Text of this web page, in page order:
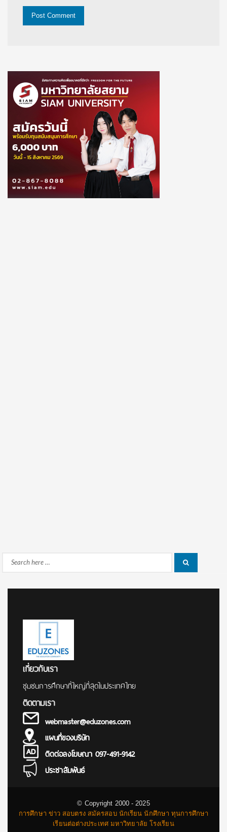
Search
เกี่ยวกับเรา
ชุมชนการศึกษาที่ใหญ่ที่สุดในประเทศไทย
ติดตามเรา
webmaster@eduzones.com
แผนที่ของบริษัท
ติดต่อลงโฆษณา 097-491-9142
ประชาสัมพันธ์
© Copyright 2000 - 2025
การศึกษา ข่าว สอบตรง สมัครสอบ นักเรียน นักศึกษา ทุนการศึกษา
เรียนต่อต่างประเทศ มหาวิทยาลัย โรงเรียน